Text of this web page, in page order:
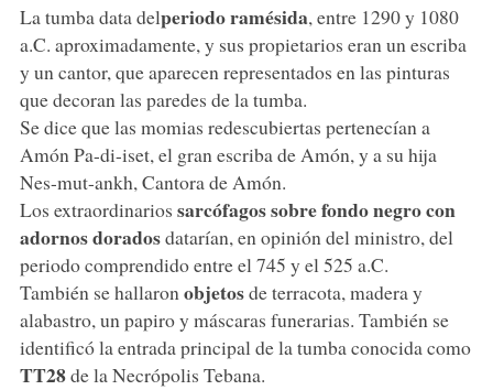
La tumba data delperiodo ramésida, entre 1290 y 1080
a.C. aproximadamente, y sus propietarios eran un escriba
y un cantor, que aparecen representados en las pinturas
que decoran las paredes de la tumba.
Se dice que las momias redescubiertas pertenecían a
Amón Pa-di-iset, el gran escriba de Amón, y a su hija
Nes-mut-ankh, Cantora de Amón.
Los extraordinarios sarcófagos sobre fondo negro con
adornos doradosdatarían, en opinión del ministro, del
periodo comprendido entre el 745 y el 525 a.C.
También se hallaron objetosde terracota, madera y
alabastro, un papiro y máscaras funerarias. También se
identificó la entrada principal de la tumba conocida como
TT28de la Necrópolis Tebana.